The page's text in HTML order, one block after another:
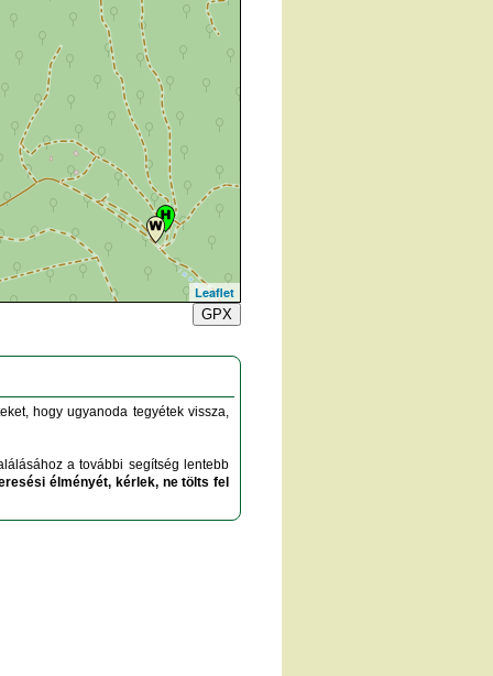
Leaflet
GPX
hogy ugyanoda tegyétek vissza,
a további segítség lentebb
élményét, kérlek, ne tölts fel